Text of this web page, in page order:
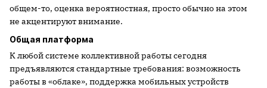
общем-то, оценка вероятностная, просто обычно на этом
не акцентируют внимание.
Общая платформа
К любой системе коллективной работы сегодня
предъявляются стандартные требования: возможность
работы в «облаке», поддержка мобильных устройств